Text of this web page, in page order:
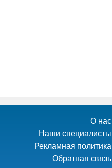
О нас
Наши специалисты
Рекламная политика
Обратная связь